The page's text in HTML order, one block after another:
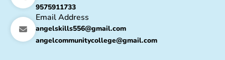
9575911733
Email Address
angelskills556@gmail.com
angelcommunitycollege@gmail.com